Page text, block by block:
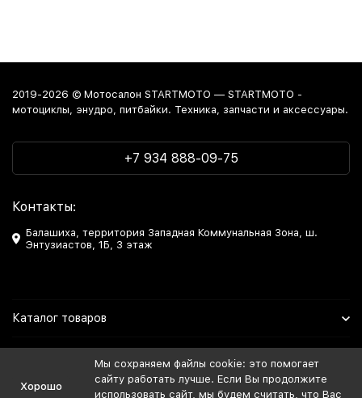
2019-2026 © Мотосалон STARTMOTO — STARTMOTO -
мотоциклы, энудро, питбайки. Техника, запчасти и аксессуары.
+7 934 888-09-75
Контакты:
Балашиха, территория Западная Коммунальная Зона, ш.
Энтузиастов, 1Б, 3 этаж
Каталог товаров
Мы в Соцсетях
Хорошо
Мы сохраняем файлы cookie: это помогает
сайту работать лучше. Если Вы продолжите
использовать сайт, мы будем считать, что Вас